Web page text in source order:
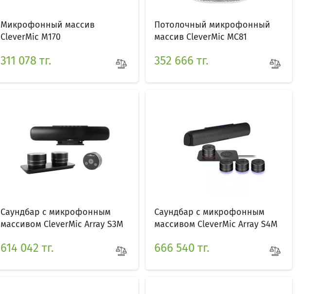
Микрофонный массив
CleverMic M170
311 078 тг.
Потолочный микрофонный
массив CleverMic MC81
352 666 тг.
Саундбар с микрофонным
массивом CleverMic Array S3M
614 042 тг.
Саундбар с микрофонным
массивом CleverMic Array S4M
666 540 тг.